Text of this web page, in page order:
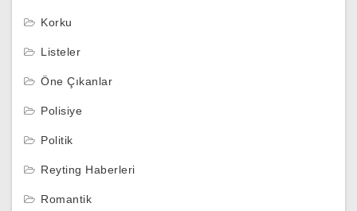
Korku
Listeler
Öne Çıkanlar
Polisiye
Politik
Reyting Haberleri
Romantik